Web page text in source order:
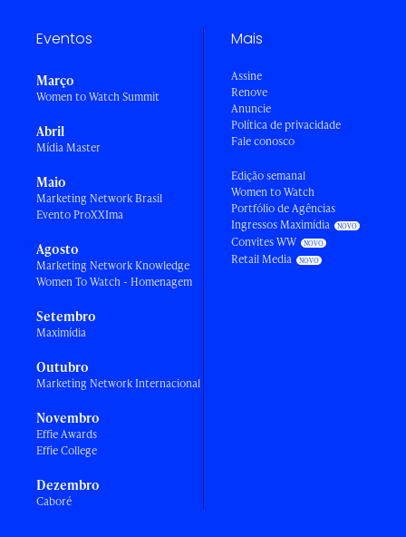
Eventos
Março
Women to Watch Summit
Abril
Mídia Master
Maio
Marketing Network Brasil
Evento ProXXIma
Agosto
Marketing Network Knowledge
Women To Watch - Homenagem
Setembro
Maximídia
Outubro
Marketing Network Internacional
Novembro
Effie Awards
Effie College
Dezembro
Caboré
Mais
Assine
Renove
Anuncie
Política de privacidade
Fale conosco
Edição semanal
Women to Watch
Portfólio de Agências
Ingressos Maximídia
Convites WW
Retail Media